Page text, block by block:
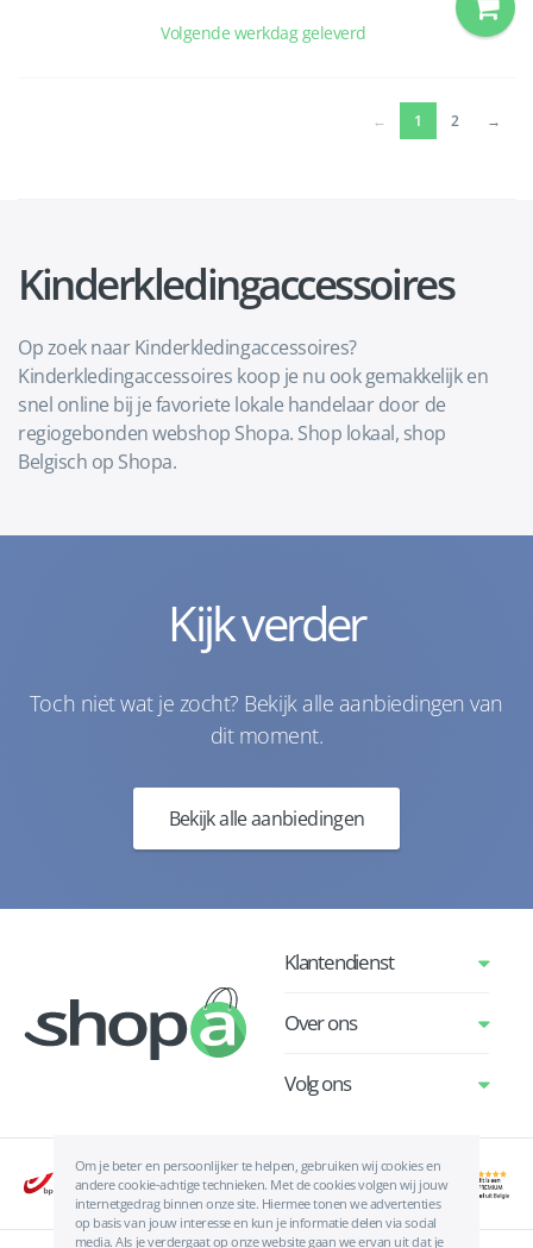
Volgende werkdag geleverd
← 1 (current)
2 →
Kinderkledingaccessoires
Op zoek naar Kinderkledingaccessoires?
Kinderkledingaccessoires koop je nu ook gemakkelijk en
snel online bij je favoriete lokale handelaar door de
regiogebonden webshop Shopa. Shop lokaal, shop
Belgisch op Shopa.
Kijk verder
Toch niet wat je zocht? Bekijk alle aanbiedingen van
dit moment.
Bekijk alle aanbiedingen
Om je beter en persoonlijker te helpen, gebruiken wij cookies en
andere cookie-achtige technieken. Met de cookies volgen wij jouw
internetgedrag binnen onze site. Hiermee tonen we advertenties
op basis van jouw interesse en kun je informatie delen via social
media. Als je verdergaat op onze website gaan we ervan uit dat je
Klantendienst
Over ons
Volg ons